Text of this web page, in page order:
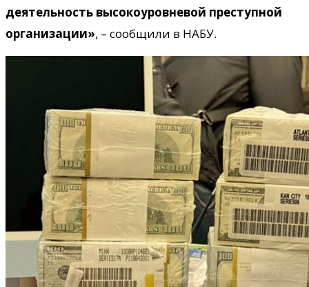
деятельность высокоуровневой преступной
организации», – сообщили в НАБУ.